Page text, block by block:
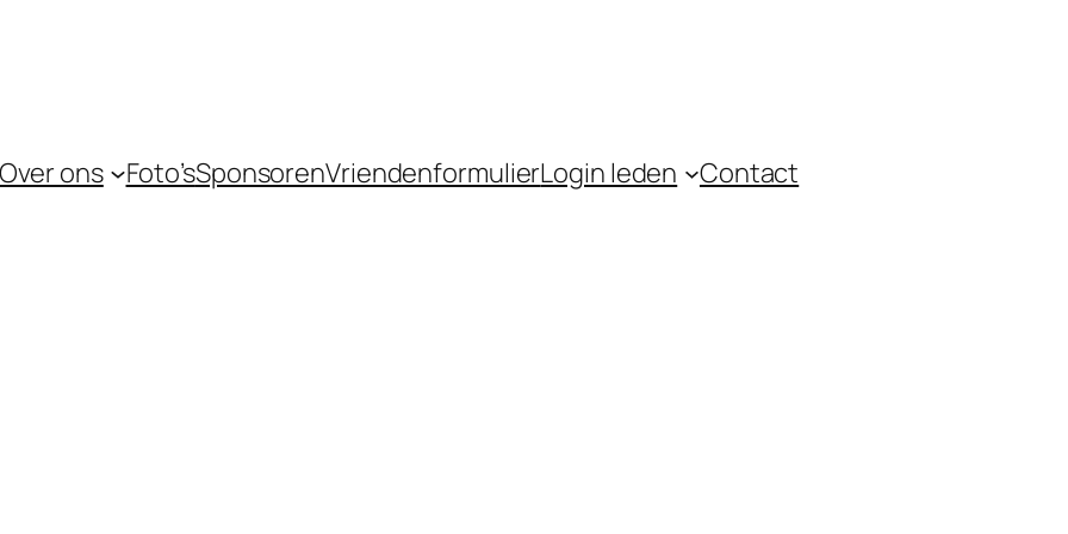
Over ons Foto’sSponsorenVriendenformulierLogin leden Contact